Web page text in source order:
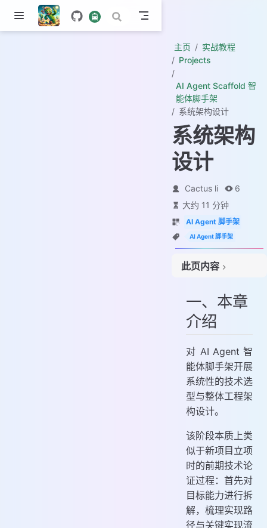
主页
实战教程
Projects
AI Agent Scaffold 智
能体脚手架
系统架构设计
系统架构
设计
Cactus li
6
大约 11 分钟
AI Agent 脚手架
AI Agent 脚手架
此页内容
一、本章介绍
二、架构设计
1. 基础基础
3. AI + AI Agent 框架
5. 工程框架
三、详细设计
1. 流程设计
2. YML 设计
3. 执行节点
一、本章
介绍
对 AI Agent 智
能体脚手架开展
系统性的技术选
型与整体工程架
构设计。
该阶段本质上类
似于新项目立项
时的前期技术论
证过程：首先对
目标能力进行拆
解，梳理实现路
径与关键实现流